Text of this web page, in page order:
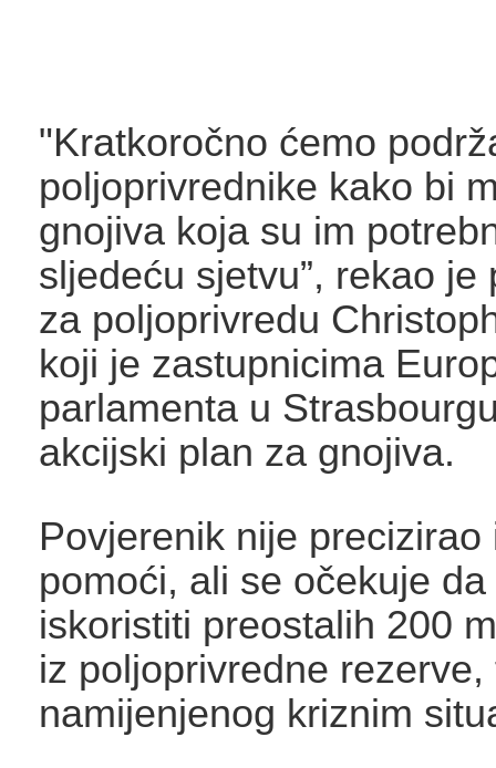
"Kratkoročno ćemo
poljoprivrednike kako bi
gnojiva koja su im
sljedeću sjetvu”, rekao je
za poljoprivredu
koji je zastupnicima
parlamenta u
akcijski plan za gnojiva.
Povjerenik nije precizirao
pomoći, ali se očekuje
iskoristiti preostalih 200
iz poljoprivredne rezerve,
namijenjenog kriznim